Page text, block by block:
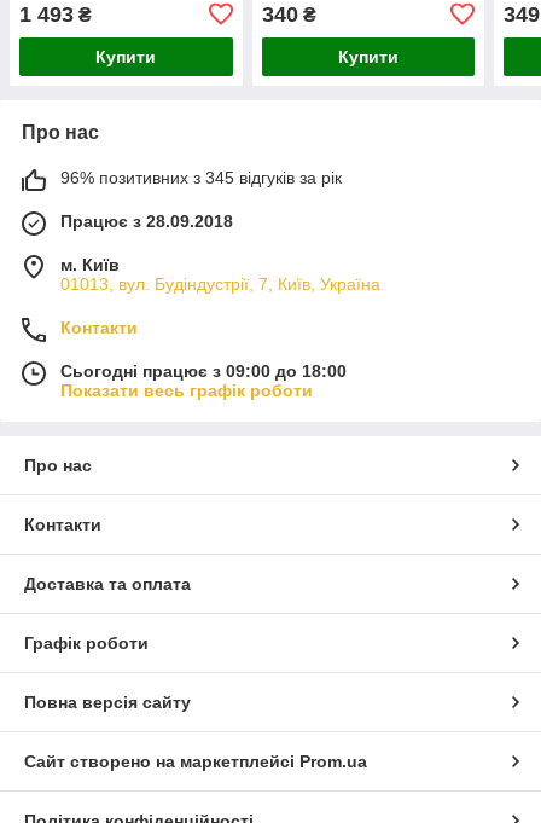
1 493 ₴
Купити
340₴
Купити
349
Про нас
96% позитивних з 345 відгуків за рік
Працює з 28.09.2018
м. Київ
01013, вул. Будіндустрії, 7, Київ, Україна
Контакти
Сьогодні працює з 09:00 до 18:00
Показати весь графік роботи
Про нас
Контакти
Доставка та оплата
Графік роботи
Повна версія сайту
Сайт створено на маркетплейсі Prom.ua